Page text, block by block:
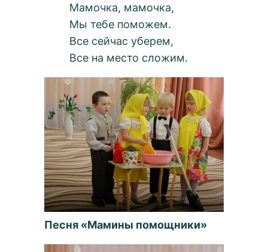
Мамочка, мамочка,
Мы тебе поможем.
Все сейчас уберем,
Все на место сложим.
Песня «Мамины помощники»